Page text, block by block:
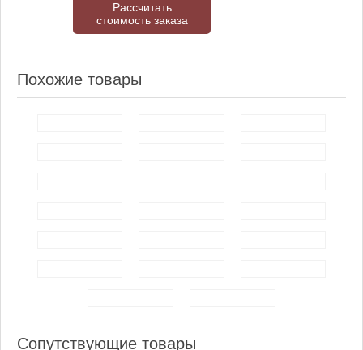
Рассчитать
стоимость заказа
Похожие товары
Сопутствующие товары